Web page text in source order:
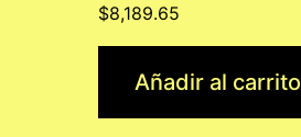
$8,189.65
Añadir al carrito